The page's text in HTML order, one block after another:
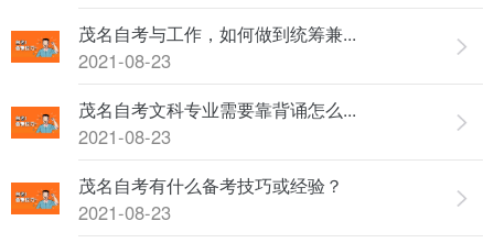
茂名自考与工作，如何做到统筹兼...
2021-08-23
茂名自考文科专业需要靠背诵怎么...
2021-08-23
茂名自考有什么备考技巧或经验？
2021-08-23